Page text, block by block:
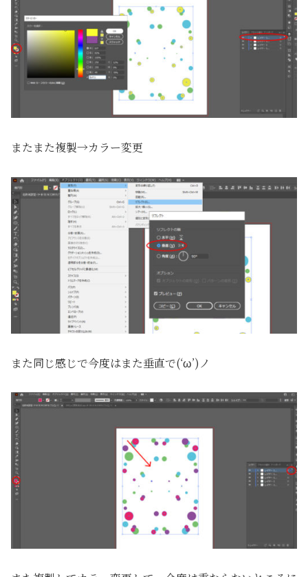
またまた複製→カラー変更
また同じ感じで今度はまた垂直で(‘ω’)ノ